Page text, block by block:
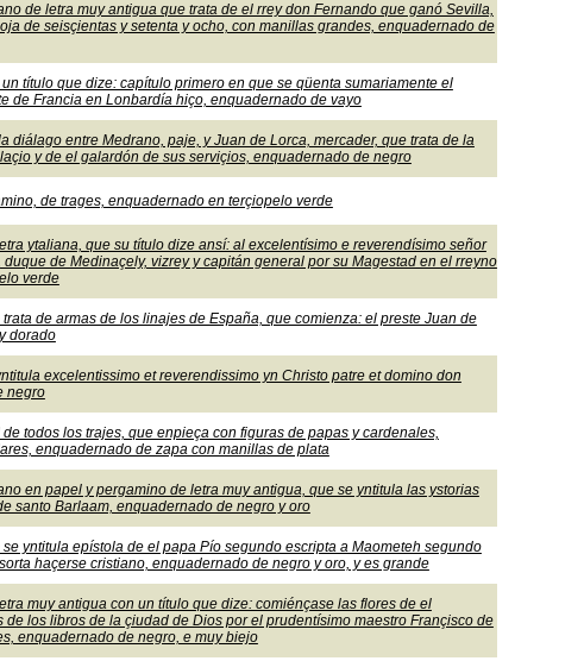
de letra muy antigua que trata de el rrey don Fernando que ganó Sevilla,
de seisçientas y setenta y ocho, con manillas grandes, enquadernado de
título que dize: capítulo primero en que se qüenta sumariamente el
de Francia en Lonbardía hiço, enquadernado de vayo
diálago entre Medrano, paje, y Juan de Lorca, mercader, que trata de la
y de el galardón de sus serviçios, enquadernado de negro
de trages, enquadernado en terçiopelo verde
ytaliana, que su título dize ansí: al excelentísimo e reverendísimo señor
de Medinaçely, vizrey y capitán general por su Magestad en el rreyno
verde
de armas de los linajes de España, que comienza: el preste Juan de
dorado
excelentissimo et reverendissimo yn Christo patre et domino don
negro
todos los trajes, que enpieça con figuras de papas y cardenales,
enquadernado de zapa con manillas de plata
en papel y pergamino de letra muy antigua, que se yntitula las ystorias
santo Barlaam, enquadernado de negro y oro
yntitula epístola de el papa Pío segundo escripta a Maometeh segundo
haçerse cristiano, enquadernado de negro y oro, y es grande
muy antigua con un título que dize: comiénçase las flores de el
los libros de la çiudad de Dios por el prudentísimo maestro Françisco de
enquadernado de negro, e muy biejo